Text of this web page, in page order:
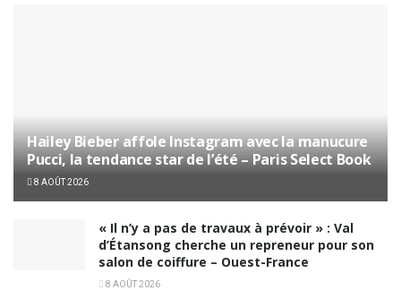
Hailey Bieber affole Instagram avec la manucure
Pucci, la tendance star de l’été – Paris Select Book
8 AOÛT 2026
« Il n’y a pas de travaux à prévoir » : Val
d’Étansong cherche un repreneur pour son
salon de coiffure – Ouest-France
8 AOÛT 2026